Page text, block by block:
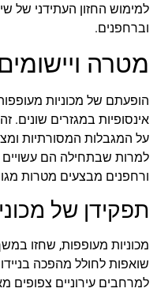
למימוש החזון העתידני של
וברחפנים.
מטרה
הופעתם של מכוניות
אינסופיות במגזרים
על המגבלות המסורתיות
למרות שבתחילה הם עשויים
ורחפנים מבצעים מטרות
תפקידן של
מכוניות מעופפות, שחזו
שואפות לחולל מהפכה
למרחבים עירוניים